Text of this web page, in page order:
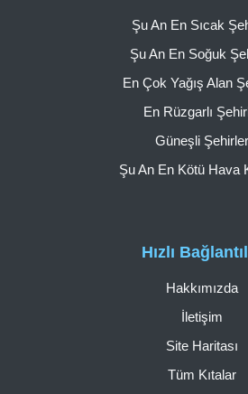
Hızlı
Hakkımızda
İletişim
Site Haritası
Tüm Kıtalar
Şu An En Sıcak
Şu An En Soğuk
En Çok Yağış Alan
En Rüzgarlı
Güneşli Şehirler
Şu An En Kötü Hava